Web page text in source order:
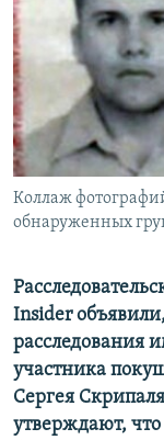
Коллаж
обнаруженных
Insider
расследования
участника
Сергея
утверждают,